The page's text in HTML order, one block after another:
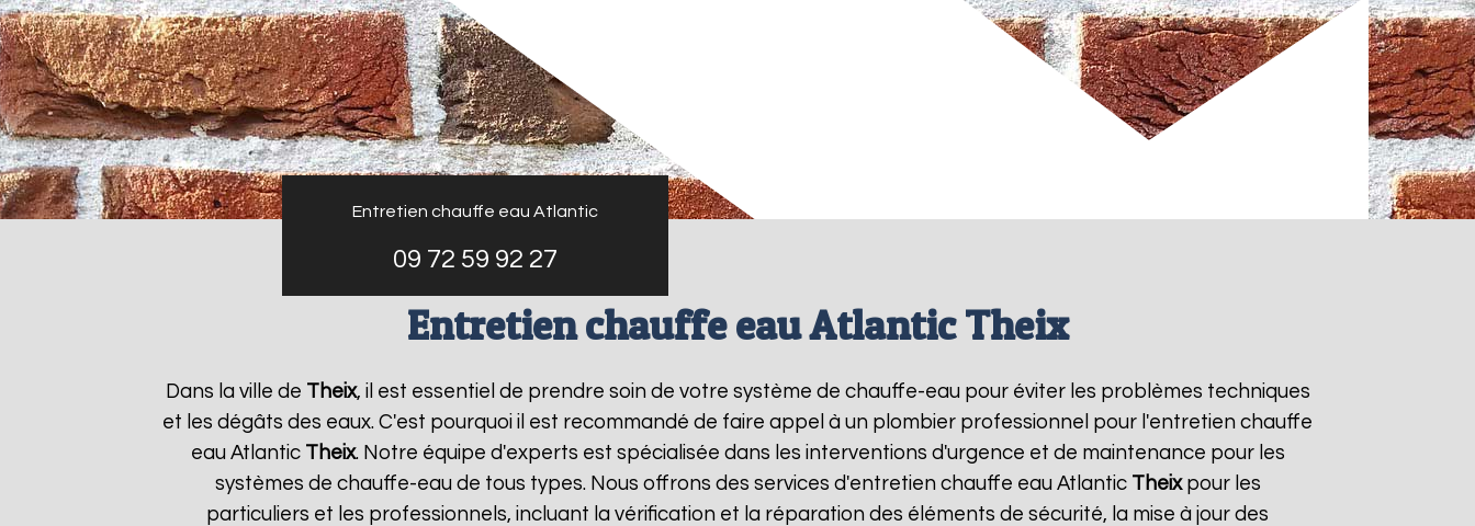
Entretien chauffe eau Atlantic
09 72 59 92 27
Entretien chauffe eau Atlantic Theix
Dans la ville de Theix, il est essentiel de prendre soin de votre système de chauffe-eau pour éviter les problèmes techniques
et les dégâts des eaux. C'est pourquoi il est recommandé de faire appel à un plombier professionnel pour l'entretien chauffe
eau Atlantic Theix. Notre équipe d'experts est spécialisée dans les interventions d'urgence et de maintenance pour les
systèmes de chauffe-eau de tous types. Nous offrons des services d'entretien chauffe eau Atlantic Theixpour les
particuliers et les professionnels, incluant la vérification et la réparation des éléments de sécurité, la mise à jour des